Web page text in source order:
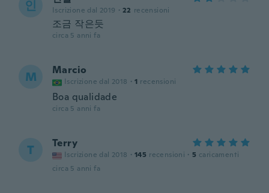
인 Iscrizione dal 2019 · 22 recensioni
조금 작은듯
circa 5 anni fa
M Marcio
Iscrizione dal 2018 · 1 recensioni
Boa qualidade
circa 5 anni fa
T Terry
Iscrizione dal 2018 · 145 recensioni · 5 caricamenti
circa 5 anni fa